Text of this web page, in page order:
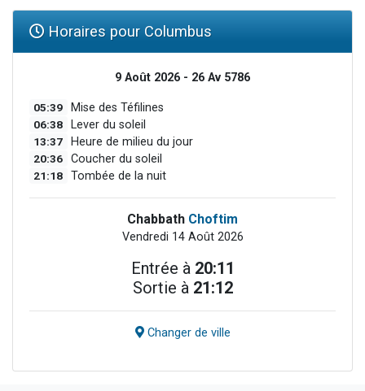
Horaires pour Columbus
9 Août 2026 - 26 Av 5786
05:39 Mise des Téfilines
06:38 Lever du soleil
13:37 Heure de milieu du jour
20:36 Coucher du soleil
21:18 Tombée de la nuit
Chabbath Choftim
Vendredi 14 Août 2026
Entrée à 20:11
Sortie à 21:12
Changer de ville